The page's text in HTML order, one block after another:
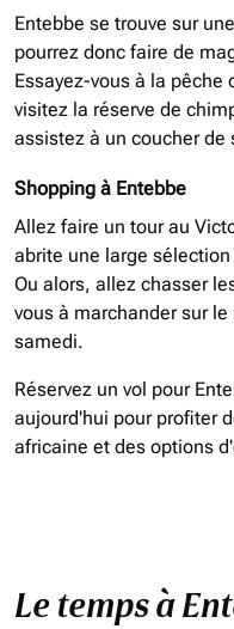
Entebbe se trouve sur
pourrez donc faire de
Essayez-vous à la
visitez la réserve de
assistez à un coucher
Shopping à Entebbe
Allez faire un tour au
abrite une large
Ou alors, allez chasser
vous à marchander sur
samedi.
Réservez un vol pour
aujourd'hui pour profiter
africaine et des options
Le temps à